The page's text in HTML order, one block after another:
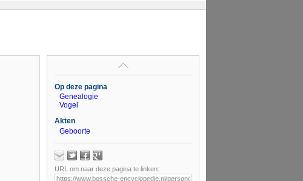
Op deze pagina
Genealogie
Vogel
Akten
Geboorte
URL om naar deze pagina te linken: